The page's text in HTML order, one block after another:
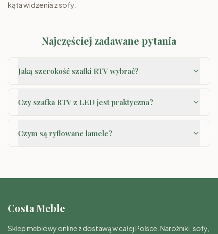
kąta widzenia z sofy.
Najczęściej zadawane pytania
Jaką szerokość szafki RTV wybrać?
Czy szafka RTV z LED jest praktyczna?
Czym są ryflowane lamele?
Costa Meble
Sklep meblowy online z dostawą w całej Polsce. Narożniki, sofy,